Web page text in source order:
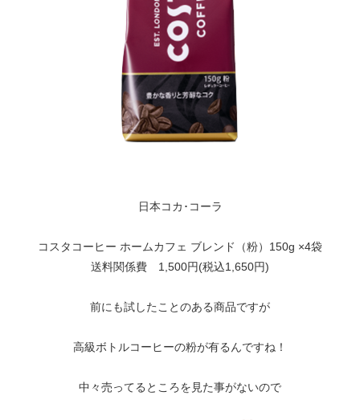
日本コカ･コーラ
コスタコーヒー ホームカフェ ブレンド（粉）150g ×4袋
送料関係費 1,500円(税込1,650円)
前にも試したことのある商品ですが
高級ボトルコーヒーの粉が有るんですね！
中々売ってるところを見た事がないので